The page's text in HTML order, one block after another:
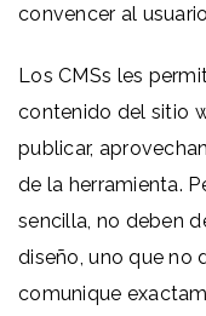
convencer al
Los CMSs les
contenido del sitio
publicar,
de la herramienta.
sencilla, no deben
diseño, uno que no
comunique